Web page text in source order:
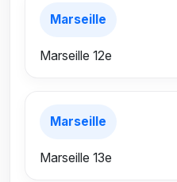
Marseille
Marseille 12e
Marseille
Marseille 13e